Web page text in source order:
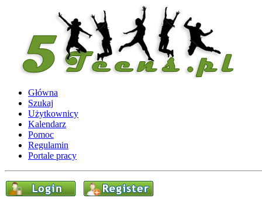
Główna
Szukaj
Użytkownicy
Kalendarz
Pomoc
Regulamin
Portale pracy